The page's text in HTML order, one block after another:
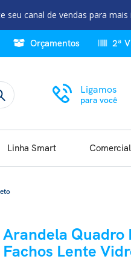
seu canal de vendas para
Orçamentos 2ª
Ligamos
para você
Linha Smart Comercial
Arandela Quadro
Fachos Lente